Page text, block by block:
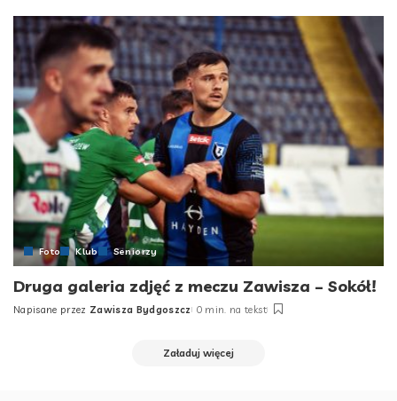
Foto Klub Seniorzy
Druga galeria zdjęć z meczu Zawisza – Sokół!
Posted
Napisane przez Zawisza Bydgoszcz 0 min. na tekst
Załaduj więcej